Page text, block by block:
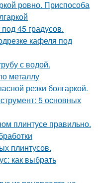
ровно. Приспособа
45 градусов.
кафеля под
с водой.
металлу
резки болгаркой.
5 основных
плинтусе правильно.
плинтусов.
как выбрать